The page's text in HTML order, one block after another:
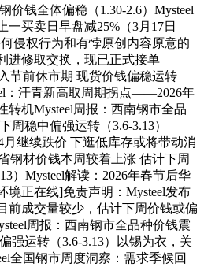
价钱全体偏稳（1.30-2.6）Mysteel
买卖日早盘减25%（3月17日
侵权行为和有悖原创内容原意的
进修取交换，现已正式接单
节前休市期 现货价钱偏稳运转
：汗青新高取周期拐点——2026年
转机Mysteel周报：西南钢市全品
周稳中偏强运转（3.6-3.13）
月继续跌价 下逛低库存或将带动消
钢材价钱本周较着上涨 估计下周
）Mysteel解读：2026年春节后华
境正在线]免责声明：Mysteel发布
前成交量较少，估计下周价钱或偏
周报：西南钢市全品种价钱震
强运转（3.6-3.13）以锡为衣，关
全国钢市周度洞察：需求季候回